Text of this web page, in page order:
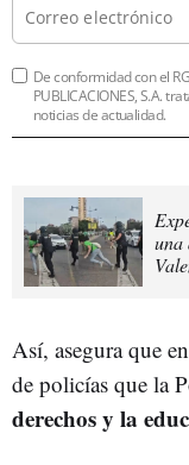
De conformidad con el
PUBLICACIONES, S.A.
noticias de actualidad.
una
Así, asegura que
de policías que la
derechos y la